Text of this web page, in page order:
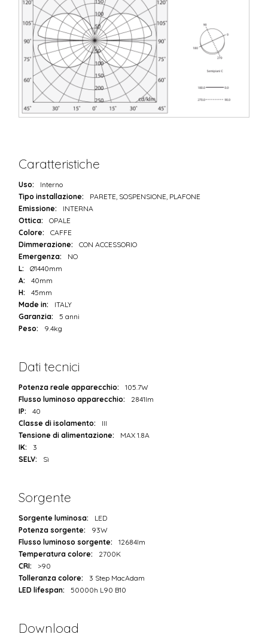
Caratteristiche
Uso:
Interno
Tipo installazione:
PARETE, SOSPENSIONE, PLAFONE
Emissione:
INTERNA
Ottica:
OPALE
Colore:
CAFFE
Dimmerazione:
CON ACCESSORIO
Emergenza:
NO
L:
Ø1440mm
A:
40mm
H:
45mm
Made in:
ITALY
Garanzia:
5 anni
Peso:
9.4kg
Dati tecnici
Potenza reale apparecchio:
105.7W
Flusso luminoso apparecchio:
2841lm
IP:
40
Classe di isolamento:
III
Tensione di alimentazione:
MAX 1.8A
IK:
3
SELV:
Sì
Sorgente
Sorgente luminosa:
LED
Potenza sorgente:
93W
Flusso luminoso sorgente:
12684lm
Temperatura colore:
2700K
CRI:
>90
Tolleranza colore:
3 Step MacAdam
LED lifespan:
50000h L90 B10
Download